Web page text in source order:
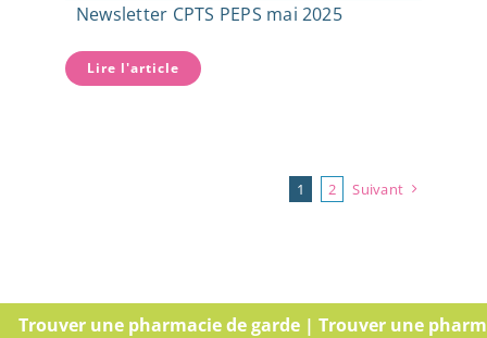
Newsletter CPTS PEPS mai 2025
Lire l'article
1 2 Suivant
une pharmacie de garde | Trouver une